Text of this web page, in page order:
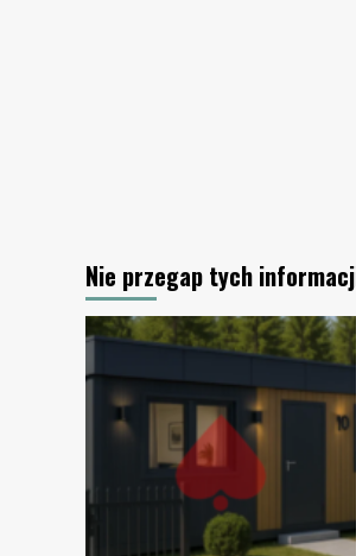
Nie przegap tych